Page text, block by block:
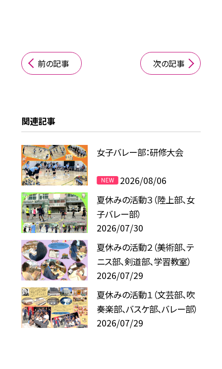
前の記事 次の記事
関連記事
女子バレー部：研修大会
2026/08/06
夏休みの活動３（陸上部、女
子バレー部）
2026/07/30
夏休みの活動２（美術部、テ
ニス部、剣道部、学習教室）
2026/07/29
夏休みの活動１（文芸部、吹
奏楽部、バスケ部、バレー部）
2026/07/29